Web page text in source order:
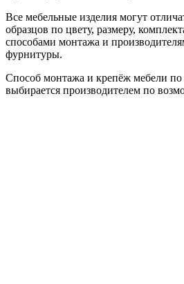
Все мебельные изделия могут
образцов по цвету, размеру,
способами монтажа и
фурнитуры.
Способ монтажа и крепёж мебели по
выбирается производителем по